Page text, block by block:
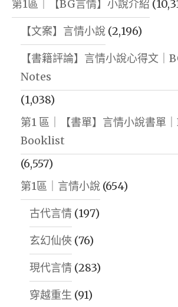
第1區｜【BG言情】小說介紹
【文案】言情小說 (2,196)
【書籍評論】言情小說心得文｜
Notes
(1,038)
第1 區｜【書單】言情小說書單
Booklist
(6,557)
第1區｜言情小說 (654)
古代言情 (197)
玄幻仙俠 (76)
現代言情 (283)
穿越重生 (91)